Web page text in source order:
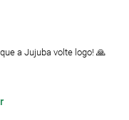
a Jujuba volte logo! 🙏